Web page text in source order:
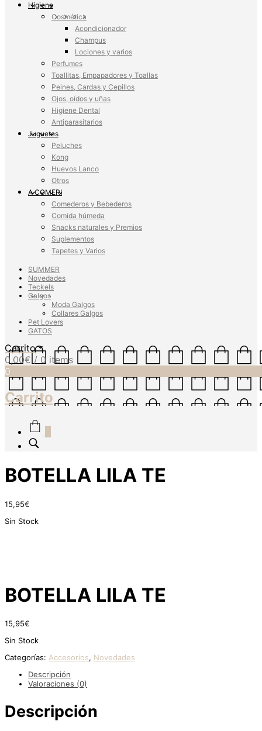
Higiene
Cosmética
Acondicionador
Champus
Lociones y varios
Perfumes
Toallitas, Empapadores y Toallas
Peines, Cardas y Cepillos
Ojos, oídos y uñas
Higiene Dental
Antiparasitarios
Juguetes
Peluches
Kong
Huevos Lanco
Otros
A COMER!
Comederos y Bebederos
Comida húmeda
Snacks naturales y Premios
Suplementos
Tapetes y Varios
SUMMER
Novedades
Teckels
Galgos
Moda Galgos
Collares Galgos
Pet Lovers
GATOS
Carrito
0,00€ / 0 items
0
Carrito
BOTELLA LILA TE
15,95€
Sin Stock
BOTELLA LILA TE
15,95€
Sin Stock
Categorías: Accesorios, Novedades
Descripción
Valoraciones (0)
Descripción